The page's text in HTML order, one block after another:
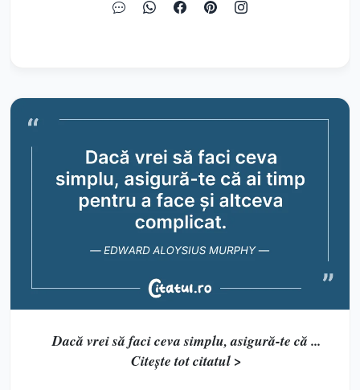
Dacă vrei să faci ceva simplu, asigură-te că ...
Citește tot citatul >